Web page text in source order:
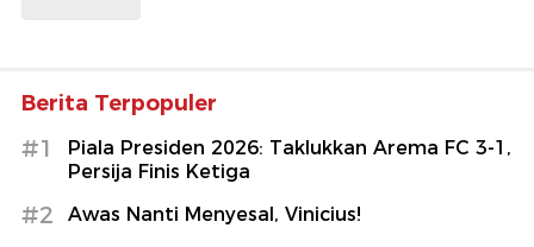
Berita Terpopuler
#1
Piala Presiden 2026: Taklukkan Arema FC 3-1,
Persija Finis Ketiga
#2 Awas Nanti Menyesal, Vinicius!